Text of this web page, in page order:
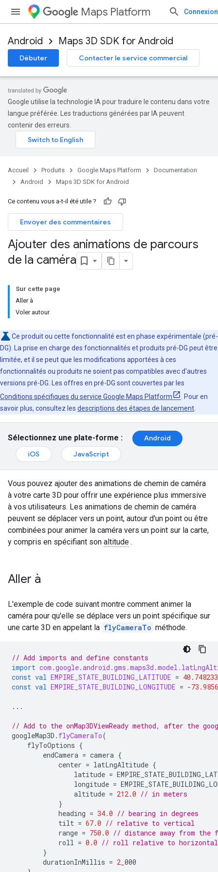
Maps Platform Connexion
Android Maps 3D SDK for Android
Débuter Contacter le service commercial
Google utilise la technologie IA pour traduire le contenu dans votre
langue préférée. Les traductions générées par IA peuvent
contenir des erreurs.
Accueil Produits Google Maps Platform
Documentation
Android
Maps 3D SDK for Android
Ce contenu vous a-t-il été utile ?
Envoyer des commentaires
Ajouter des animations de parcours
de la caméra
Sur cette page
Aller à
Voler autour
Ce produit ou cette fonctionnalité est en phase expérimentale (pré-
DG). La prise en charge des fonctionnalités et produits pré-DG peut être
limitée, et il se peut que les modifications apportées à ces
fonctionnalités ou produits ne soient pas compatibles avec d'autres
versions pré-DG. Les offres en pré-DG sont couvertes par les
Conditions spécifiques du service Google Maps Platform
. Pour en
savoir plus, consultez les descriptions des étapes de lancement
Sélectionnez une plate-forme :
Android
iOS
JavaScript
Vous pouvez ajouter des animations de chemin de caméra
à votre carte 3D pour offrir une expérience plus immersive
à vos utilisateurs. Les animations de chemin de caméra
peuvent se déplacer vers un point, autour d'un point ou être
combinées pour animer la caméra vers un point sur la carte,
y compris en spécifiant son altitude .
Aller à
L'exemple de code suivant montre comment animer la
caméra pour qu'elle se déplace vers un point spécifique sur
une carte 3D en appelant la flyCameraTo méthode.
// Add imports and define constants
import
const val EMPIRE_STATE_BUILDING_LATITUDE = 40.748233
const val EMPIRE_STATE_BUILDING_LONGITUDE = -
...
// Add to the onMap3DViewReady method, after the
googleMap3D . flyCameraTo(
flyToOptions {
endCamera = camera {
center = latLngAltitude {
latitude =
longitude =
altitude = 212.0 // in meters
}
heading = 34.0 // bearing in degrees
tilt = 67.0 // relative to vertical
range = 750.0 // distance away from the
roll = 0.0 // roll relative to horizontal
}
durationInMillis = 2 _000